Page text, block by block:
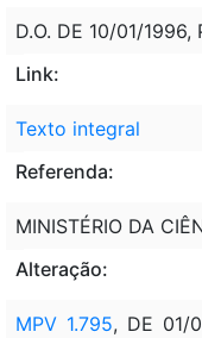
D.O. DE 10/01/1996,
Link:
Texto integral
Referenda:
MINISTÉRIO DA
Alteração:
MPV 1.795, DE 01/